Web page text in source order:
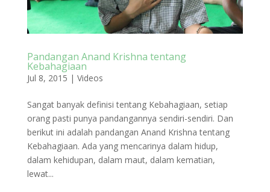
Pandangan Anand Krishna tentang
Kebahagiaan
Jul 8, 2015 | Videos
Sangat banyak definisi tentang Kebahagiaan, setiap
orang pasti punya pandangannya sendiri-sendiri. Dan
berikut ini adalah pandangan Anand Krishna tentang
Kebahagiaan. Ada yang mencarinya dalam hidup,
dalam kehidupan, dalam maut, dalam kematian,
lewat...